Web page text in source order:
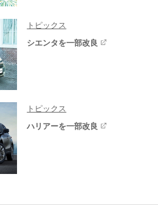
トピックス
シエンタを一部改良
トピックス
ハリアーを一部改良